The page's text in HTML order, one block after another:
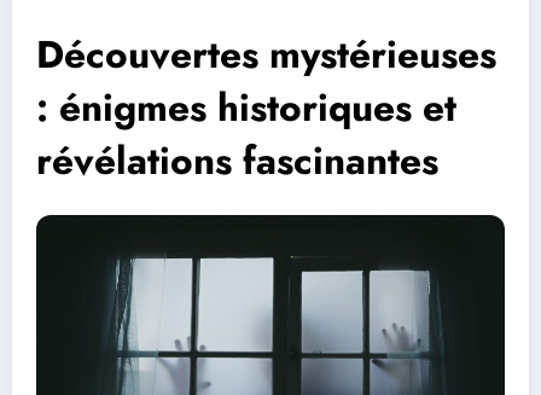
Découvertes mystérieuses
: énigmes historiques et
révélations fascinantes